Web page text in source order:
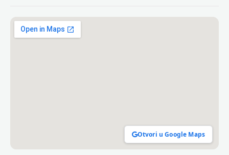
Otvori u Google Maps